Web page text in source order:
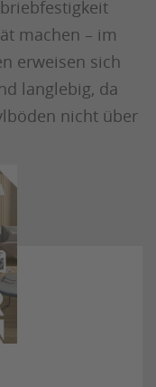
machen – im
erweisen sich
langlebig, da
nicht über